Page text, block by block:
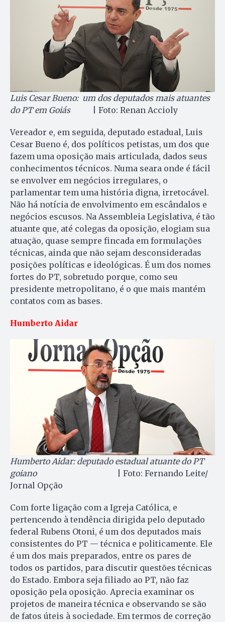
Luis Cesar Bueno: um dos deputados mais atuantes
do PT em Goiás
| Foto: Renan Accioly
Vereador e, em seguida, deputado estadual, Luis
Cesar Bueno é, dos políticos petistas, um dos que
fazem uma oposição mais articulada, dados seus
conhecimentos técnicos. Numa seara onde é fácil
se envolver em negócios irregulares, o
parlamentar tem uma história digna, irretocável.
Não há notícia de envolvimento em escândalos e
negócios escusos. Na Assembleia Legislativa, é tão
atuante que, até colegas da oposição, elogiam sua
atuação, quase sempre fincada em formulações
técnicas, ainda que não sejam desconsideradas
posições políticas e ideológicas. É um dos nomes
fortes do PT, sobretudo porque, como seu
presidente metropolitano, é o que mais mantém
contatos com as bases.
Humberto Aidar
Humberto Aidar: deputado estadual atuante do PT
goiano
| Foto: Fernando Leite/
Jornal Opção
Com forte ligação com a Igreja Católica, e
pertencendo à tendência dirigida pelo deputado
federal Rubens Otoni, é um dos deputados mais
consistentes do PT — técnica e politicamente. Ele
é um dos mais preparados, entre os pares de
todos os partidos, para discutir questões técnicas
do Estado. Embora seja filiado ao PT, não faz
oposição pela oposição. Aprecia examinar os
projetos de maneira técnica e observando se são
de fatos úteis à sociedade. Em termos de correção